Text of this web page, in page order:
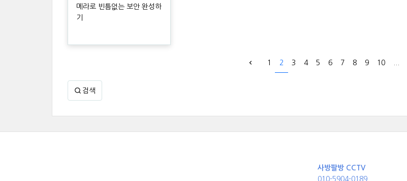
메라로 빈틈없는 보안 완성하
기
1 2 3 4 5 6 7 8 9 10
검색
사방팔방 CCTV
010-5904-0189